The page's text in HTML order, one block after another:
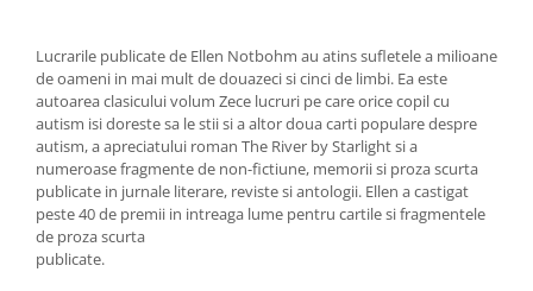
Lucrarile publicate de Ellen Notbohm au atins sufletele a milioane
de oameni in mai mult de douazeci si cinci de limbi. Ea este
autoarea clasicului volum Zece lucruri pe care orice copil cu
autism isi doreste sa le stii si a altor doua carti populare despre
autism, a apreciatului roman The River by Starlight si a
numeroase fragmente de non-fictiune, memorii si proza scurta
publicate in jurnale literare, reviste si antologii. Ellen a castigat
peste 40 de premii in intreaga lume pentru cartile si fragmentele
de proza scurta
publicate.